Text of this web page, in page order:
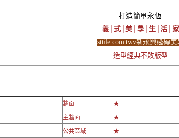
打造簡單永恆
義│式│美│學│生│活│家
sttile.com.twv新永興磁磚美
造型經典不敗版型
牆面
★
主牆面
★
公共區域 ★